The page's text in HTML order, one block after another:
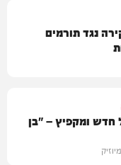
נגד תורמים
חדש ומקפיץ – "בן